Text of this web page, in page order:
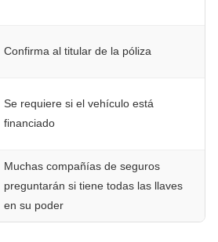
Confirma al titular de la póliza
Se requiere si el vehículo está
financiado
Muchas compañías de seguros
preguntarán si tiene todas las llaves
en su poder